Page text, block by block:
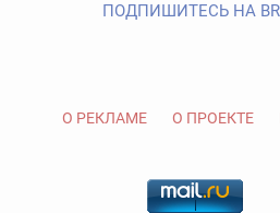
ПОДПИШИТЕСЬ НА
О РЕКЛАМЕ О ПРОЕКТЕ